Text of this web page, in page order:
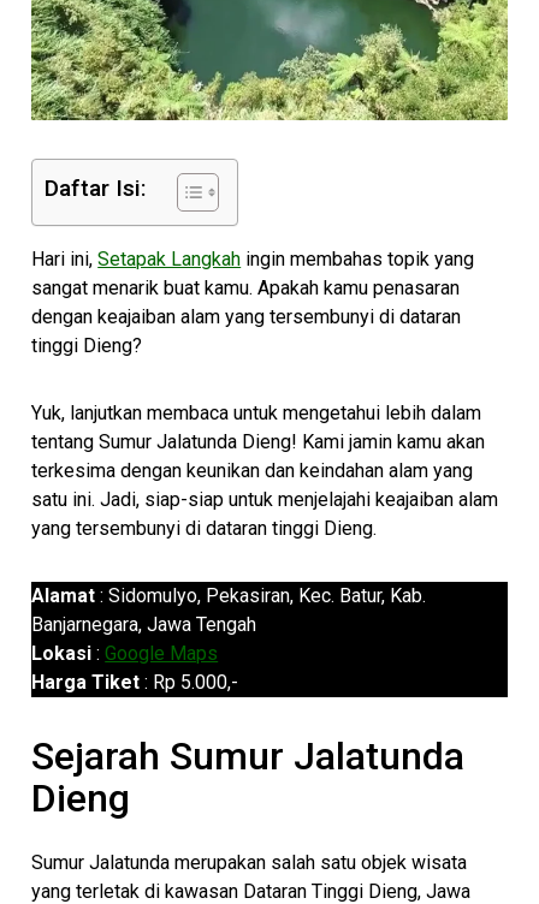
Daftar Isi:
Hari ini,Setapak Langkah ingin membahas topik yang
sangat menarik buat kamu. Apakah kamu penasaran
dengan keajaiban alam yang tersembunyi di dataran
tinggi Dieng?
Yuk, lanjutkan membaca untuk mengetahui lebih dalam
tentang Sumur Jalatunda Dieng! Kami jamin kamu akan
terkesima dengan keunikan dan keindahan alam yang
satu ini. Jadi, siap-siap untuk menjelajahi keajaiban alam
yang tersembunyi di dataran tinggi Dieng.
Alamat: Sidomulyo, Pekasiran, Kec. Batur, Kab.
Banjarnegara, Jawa Tengah
Lokasi:Google Maps
Harga Tiket : Rp 5.000,-
Sejarah Sumur Jalatunda
Dieng
Sumur Jalatunda merupakan salah satu objek wisata
yang terletak di kawasan Dataran Tinggi Dieng, Jawa